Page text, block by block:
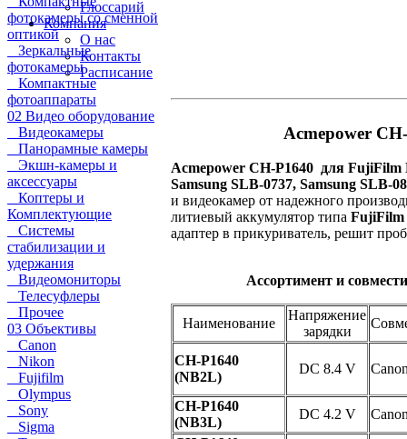
Глоссарий
Компания
О нас
Контакты
Расписание
фотокамеры со сменной
оптикой
Зеркальные
фотокамеры
Компактные
фотоаппараты
02 Видео оборудование
Видеокамеры
Панорамные камеры
Экшн-камеры и
аксессуары
Коптеры и
Комплектующие
Системы
стабилизации и
удержания
Видеомониторы
Телесуфлеры
Прочее
03 Объективы
Canon
Nikon
Fujifilm
Olympus
Sony
Sigma
Acmepower
Acmepower CH-P1640 для FujiFilm
Samsung SLB-0737, Samsung SLB-
и видеокамер от надежного
литиевый аккумулятор типа FujiFilm
адаптер в прикуриватель, решит
Ассортимент и
Наименование
Напряжение
зарядки
CH-P1640
(NB2L)
DC 8.4 V
CH-P1640
(NB3L)
DC 4.2 V